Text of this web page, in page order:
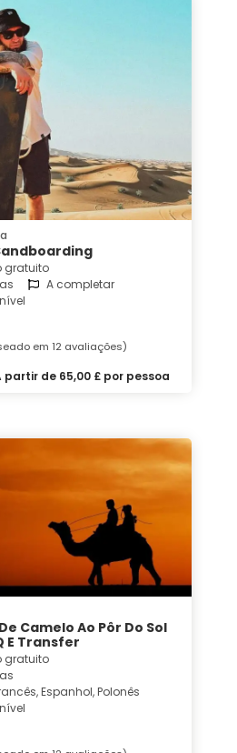
gratuito
A completar
em 12 avaliações)
partir de 65,00 £ por pessoa
Camelo Ao Pôr Do Sol
E Transfer
gratuito
Espanhol, Polonês